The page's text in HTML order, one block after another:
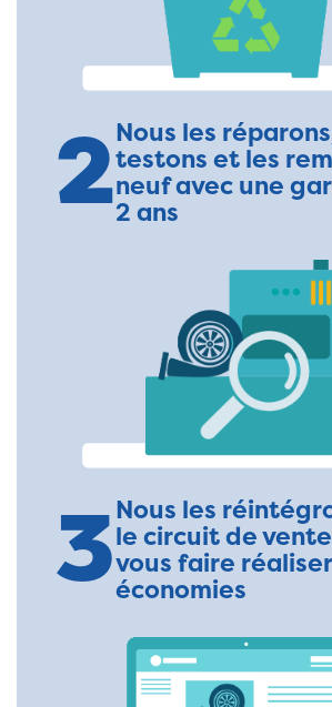
2Nous les
testons et les
neuf avec une
2 ans
3Nous les
le circuit de
vous faire
économies